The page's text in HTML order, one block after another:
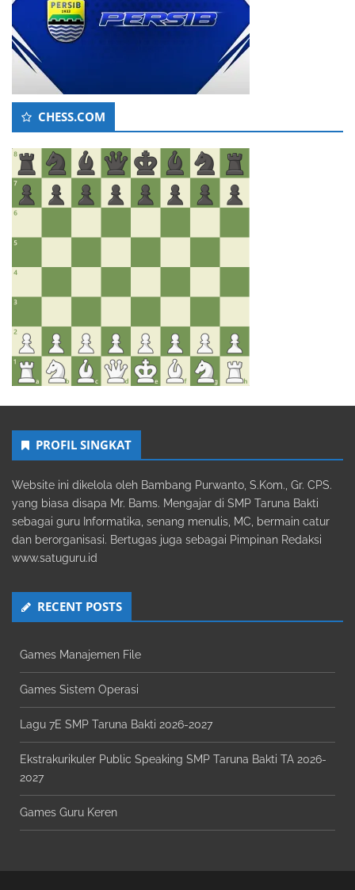
CHESS.COM
PROFIL SINGKAT
Website ini dikelola oleh Bambang Purwanto, S.Kom., Gr. CPS.
yang biasa disapa Mr. Bams. Mengajar di SMP Taruna Bakti
sebagai guru Informatika, senang menulis, MC, bermain catur
dan berorganisasi. Bertugas juga sebagai Pimpinan Redaksi
www.satuguru.id
RECENT POSTS
Games Manajemen File
Games Sistem Operasi
Lagu 7E SMP Taruna Bakti 2026-2027
Ekstrakurikuler Public Speaking SMP Taruna Bakti TA 2026-
2027
Games Guru Keren